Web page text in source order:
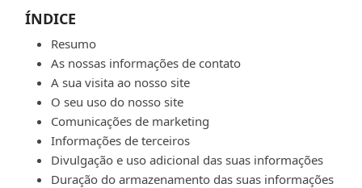
ÍNDICE
Resumo
As nossas informações de contato
A sua visita ao nosso site
O seu uso do nosso site
Comunicações de marketing
Informações de terceiros
Divulgação e uso adicional das suas informações
Duração do armazenamento das suas informações